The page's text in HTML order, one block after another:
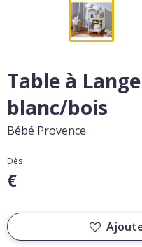
Table à
blanc/bois
Bébé Provence
Dès
€